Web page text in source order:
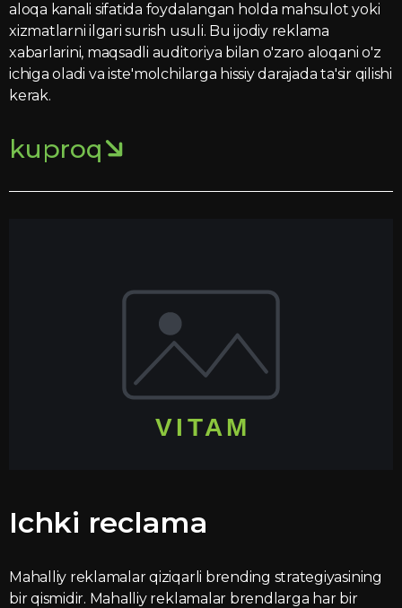
aloqa kanali sifatida foydalangan holda mahsulot yoki
xizmatlarni ilgari surish usuli. Bu ijodiy reklama
xabarlarini, maqsadli auditoriya bilan o'zaro aloqani o'z
ichiga oladi va iste'molchilarga hissiy darajada ta'sir qilishi
kerak.
kuproq
Ichki reclama
Mahalliy reklamalar qiziqarli brending strategiyasining
bir qismidir. Mahalliy reklamalar brendlarga har bir